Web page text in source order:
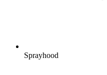
Sprayhood